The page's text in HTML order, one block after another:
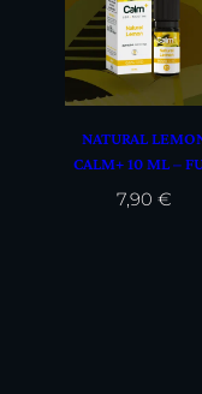
NATURAL
CALM+ 10 ML –
7,90 €